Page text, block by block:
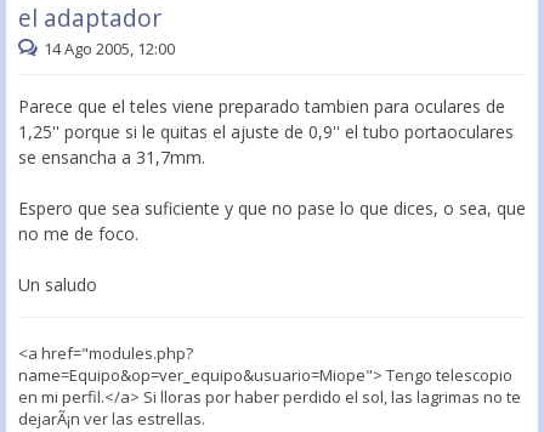
el adaptador
14 Ago 2005, 12:00
Parece que el teles viene preparado tambien para oculares de
1,25'' porque si le quitas el ajuste de 0,9'' el tubo portaoculares
se ensancha a 31,7mm.
Espero que sea suficiente y que no pase lo que dices, o sea, que
no me de foco.
Un saludo
<a href="modules.php?
name=Equipo&op=ver_equipo&usuario=Miope"> Tengo telescopio
en mi perfil.</a> Si lloras por haber perdido el sol, las lagrimas no te
dejarÃ¡n ver las estrellas.